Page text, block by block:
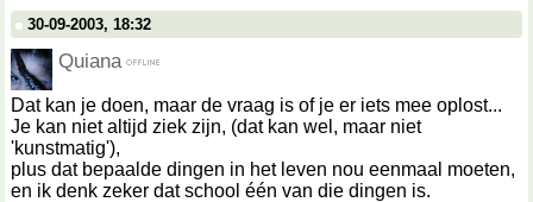
30-09-2003, 18:32
Quiana
Dat kan je doen, maar de vraag is of je er iets mee oplost...
Je kan niet altijd ziek zijn, (dat kan wel, maar niet
'kunstmatig'),
plus dat bepaalde dingen in het leven nou eenmaal moeten,
en ik denk zeker dat school één van die dingen is.